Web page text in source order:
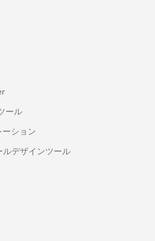
ール
ション
デザインツール